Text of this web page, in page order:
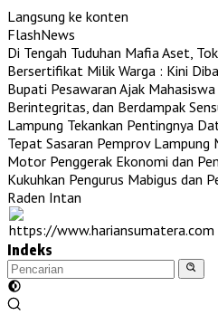
Langsung ke konten
FlashNews
Di Tengah Tuduhan Mafia Aset,
Bersertifikat Milik Warga : Kini
Bupati Pesawaran Ajak
Berintegritas, dan Berdampak
Lampung Tekankan Pentingnya
Tepat Sasaran Pemprov Lampung
Motor Penggerak Ekonomi dan
Kukuhkan Pengurus Mabigus dan
Raden Intan
Indeks